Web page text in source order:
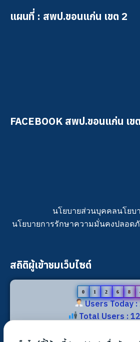
แผนที่ : สพป.ขอนแก่น เขต 2
FACEBOOK สพป.ขอนแก่น เข
นโยบายส่วนบุคคลนโยบ
นโยบายการรักษาความมั่นคงปลอด
สถิติผู้เข้าชมเว็บไซต์
0 1 2 6 8
Users Today :
Total Users :